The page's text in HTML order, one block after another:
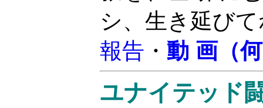
シ、生き延び
報告 ・ 動 画（
ユナイテッド